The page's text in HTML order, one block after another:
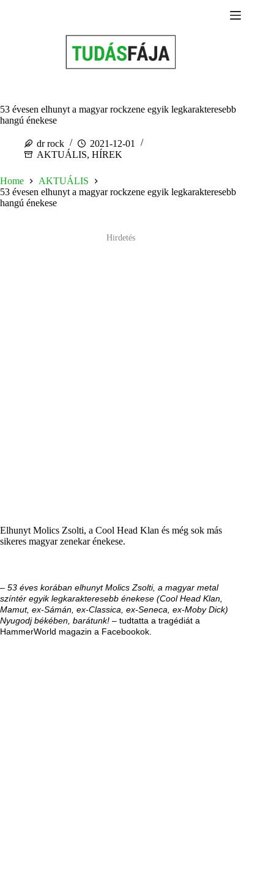
53 évesen elhunyt a magyar rockzene egyik legkarakteresebb
hangú énekese
dr rock
2021-12-01
AKTUÁLIS, HÍREK
Home
AKTUÁLIS
53 évesen elhunyt a magyar rockzene egyik legkarakteresebb
hangú énekese
Hirdetés
Elhunyt Molics Zsolti, a Cool Head Klan és még sok más
sikeres magyar zenekar énekese.
– 53 éves korában elhunyt Molics Zsolti, a magyar metal
színtér egyik legkarakteresebb énekese (Cool Head Klan,
Mamut, ex-Sámán, ex-Classica, ex-Seneca, ex-Moby Dick)
Nyugodj békében, barátunk! – tudtatta a tragédiát a
HammerWorld magazin a Facebookok.